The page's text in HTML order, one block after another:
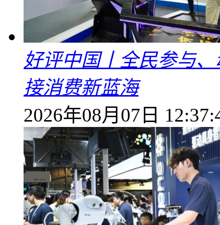
好评中国丨全民参与
接消费新蓝海
2026年08月07日